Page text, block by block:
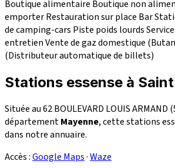
Boutique alimentaire Boutique non
emporterRestauration sur place Bar
de camping-cars Piste poids lourds
entretienVente de gaz domestique
(Distributeur automatique de billets)
Stations essense à
Située au 62 BOULEVARD LOUIS ARMAND
départementMayenne, cette stations
dans notre annuaire.
Accès :Google Maps·Waze